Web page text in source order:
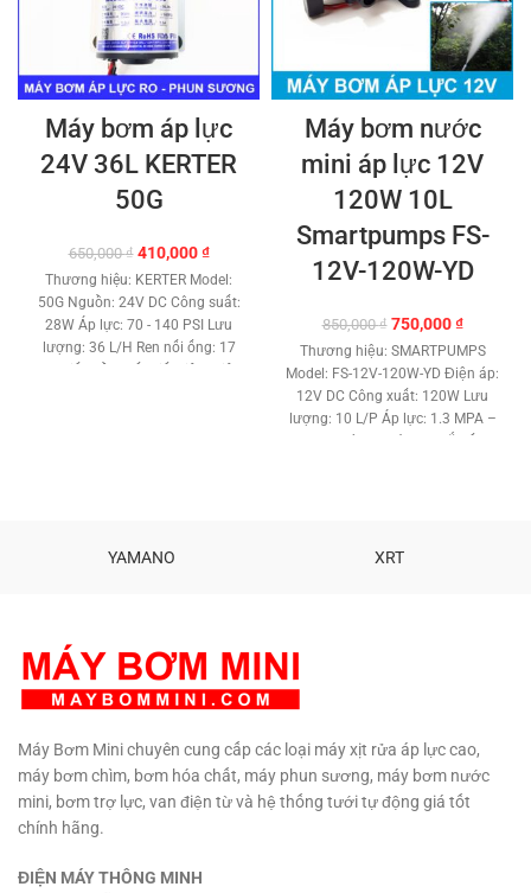
Máy bơm áp lực
24V 36L KERTER
50G
650,000₫ Giá
gốc
là:
650,000 ₫.
410,000₫Giá
hiện
tại
là:
410,000 ₫.
Thương hiệu: KERTER Model:
50G Nguồn: 24V DC Công suất:
28W Áp lực: 70 - 140 PSI Lưu
lượng: 36 L/H Ren nối ống: 17
KỸ THUẬT – MUA HÀNG MUA
Máy bơm nước
mini áp lực 12V
120W 10L
Smartpumps FS-
12V-120W-YD
850,000₫ Giá
gốc
là:
850,000 ₫.
750,000₫Giá
hiện
tại
là:
750,000
Thương hiệu: SMARTPUMPS
Model: FS-12V-120W-YD Điện áp:
12V DC Công xuất: 120W Lưu
lượng: 10 L/P Áp lực: 1.3 MPA –
Gang Đầu bơm công nghệ mới
Kích thước: 200 x 90 x 140 mm.
Bảo hành: 6 tháng Phân phối:
thuật vĩnh viễn.TƯ VẤN KỸ
THUẬT – MUA HÀNG MUA SỐ
LƯỢNG CÓ GIÁ SỈ0908997823
YAMANO XRT
Máy Bơm Mini chuyên cung cấp các loại máy xịt rửa áp lực cao,
máy bơm chìm, bơm hóa chất, máy phun sương, máy bơm nước
mini, bơm trợ lực, van điện từ và hệ thống tưới tự động giá tốt
chính hãng.
ĐIỆN MÁY THÔNG MINH